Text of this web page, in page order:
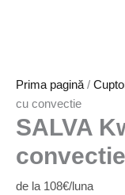
Prima pagină /
cu convectie
SALVA
convectie
de la 108€/luna